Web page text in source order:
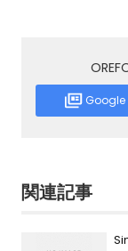
Google
関連記事